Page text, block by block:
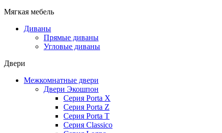
Мягкая мебель
Диваны
Прямые диваны
Угловые диваны
Двери
Межкомнатные двери
Двери Экошпон
Серия Porta X
Серия Porta Z
Серия Porta T
Серия Classico